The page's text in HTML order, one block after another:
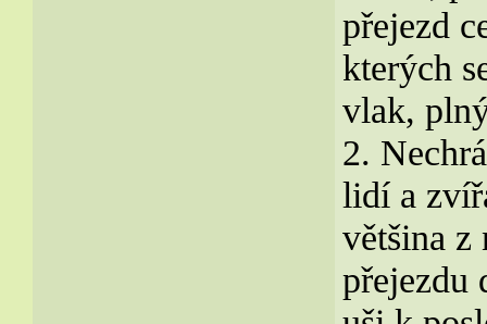
přejezd
kterých
vlak,
2.
lidí a
většina z
přejezdu